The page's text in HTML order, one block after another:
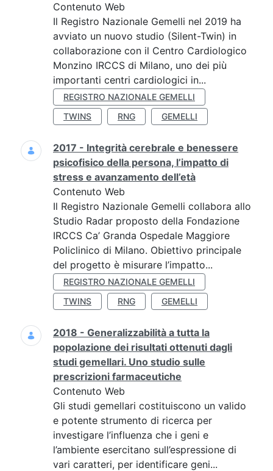
Contenuto Web
Il Registro Nazionale Gemelli nel 2019 ha
avviato un nuovo studio (Silent-Twin) in
collaborazione con il Centro Cardiologico
Monzino IRCCS di Milano, uno dei più
importanti centri cardiologici in...
REGISTRO NAZIONALE GEMELLI
TWINS
RNG GEMELLI
2017 - Integrità cerebrale e benessere
psicofisico della persona, l’impatto di
stress e avanzamento dell’età
Contenuto Web
Il Registro Nazionale Gemelli collabora allo
Studio Radar proposto della Fondazione
IRCCS Ca’ Granda Ospedale Maggiore
Policlinico di Milano. Obiettivo principale
del progetto è misurare l’impatto...
REGISTRO NAZIONALE GEMELLI
TWINS
RNG GEMELLI
2018 - Generalizzabilità a tutta la
popolazione dei risultati ottenuti dagli
studi gemellari. Uno studio sulle
prescrizioni farmaceutiche
Contenuto Web
Gli studi gemellari costituiscono un valido
e potente strumento di ricerca per
investigare l’influenza che i geni e
l’ambiente esercitano sull’espressione di
vari caratteri, per identificare geni...